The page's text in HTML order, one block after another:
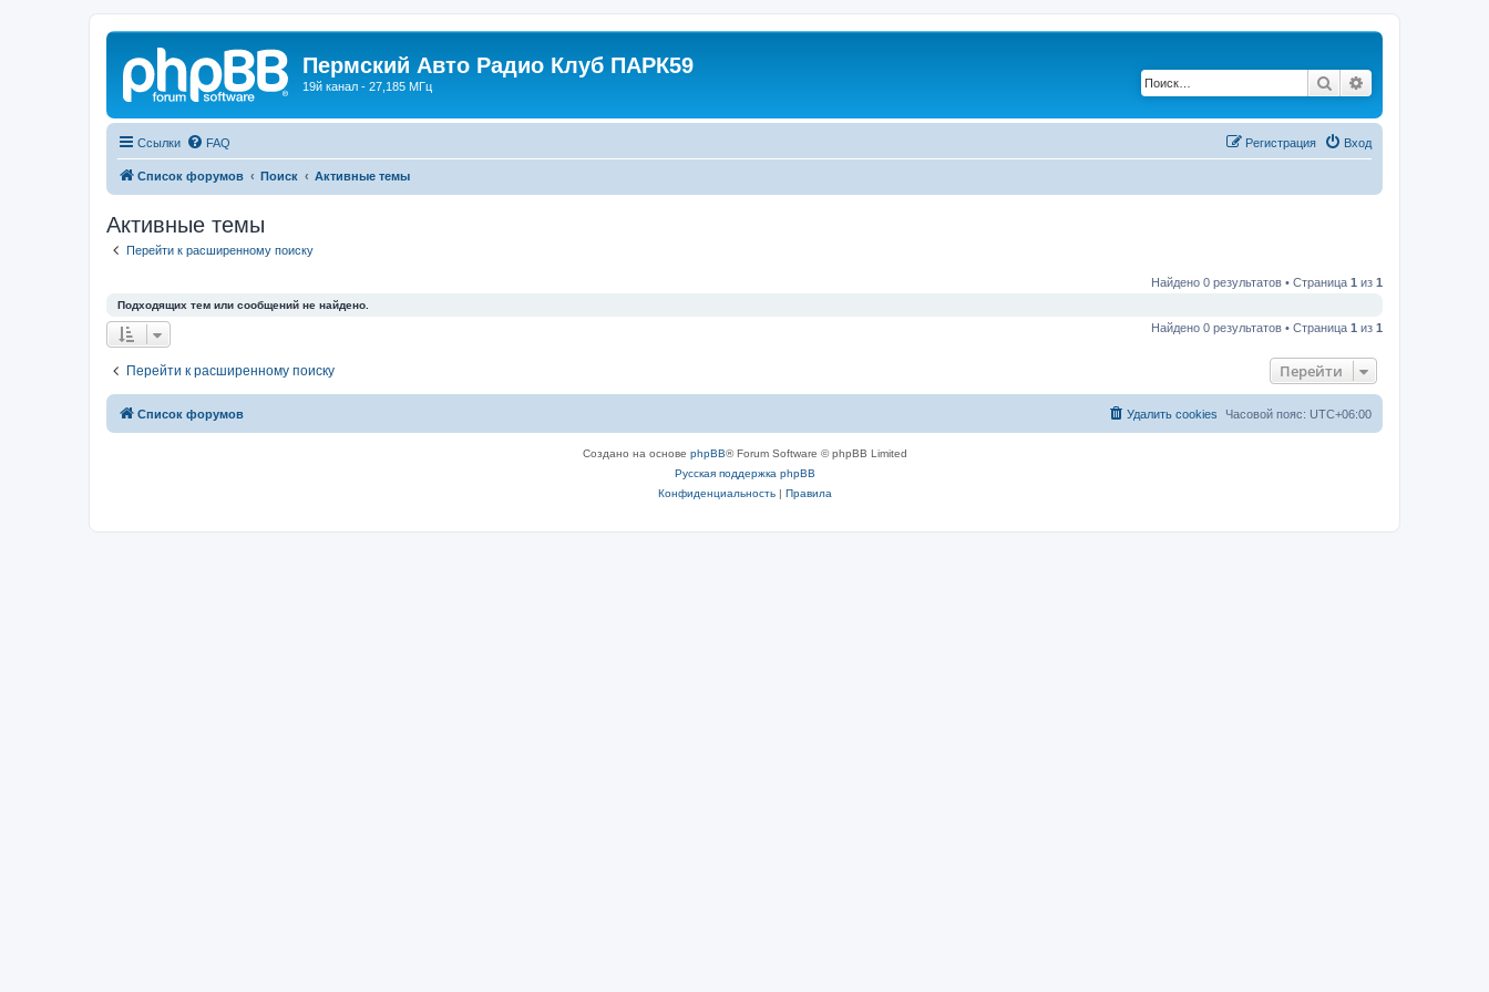
Пермский Авто Радио Клуб ПАРК59
19й канал - 27,185 МГц Поиск
Ссылки FAQ Вход
Регистрация
Список форумов Поиск Активные темы
Активные темы
Перейти к расширенному поиску
Найдено 0 результатов • Страница 1 из 1
Подходящих тем или сообщений не найдено.
Найдено 0 результатов • Страница 1 из 1
Перейти к расширенному поиску Перейти
Список форумов Часовой пояс: UTC+06:00
Удалить cookies
Создано на основе phpBB® Forum Software © phpBB Limited
Русская поддержка phpBB
Конфиденциальность| Правила